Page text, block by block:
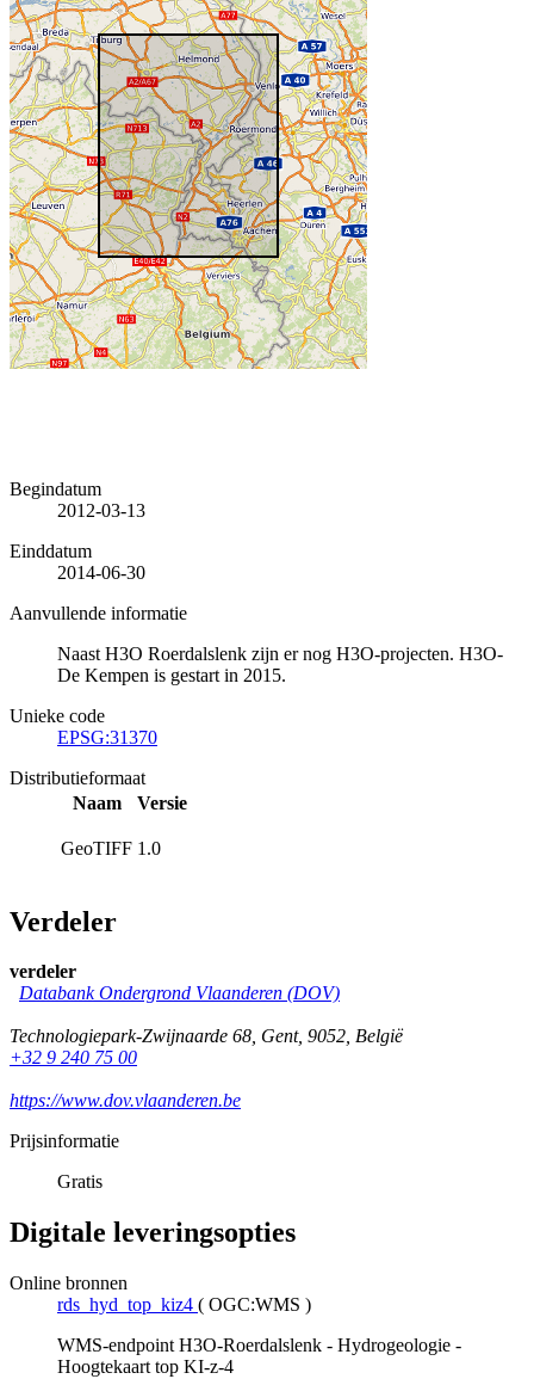
Begindatum
2012-03-13
Einddatum
2014-06-30
Aanvullende informatie
Naast H3O Roerdalslenk zijn er nog H3O-projecten. H3O-
De Kempen is gestart in 2015.
Unieke code
EPSG:31370
Distributieformaat
Naam
Versie
GeoTIFF 1.0
Verdeler
verdeler
Databank Ondergrond Vlaanderen (DOV)
Technologiepark-Zwijnaarde 68, Gent, 9052, België
+32 9 240 75 00
https://www.dov.vlaanderen.be
Prijsinformatie
Gratis
Digitale leveringsopties
Online bronnen
rds_hyd_top_kiz4 ( OGC:WMS )
WMS-endpoint H3O-Roerdalslenk - Hydrogeologie -
Hoogtekaart top KI-z-4